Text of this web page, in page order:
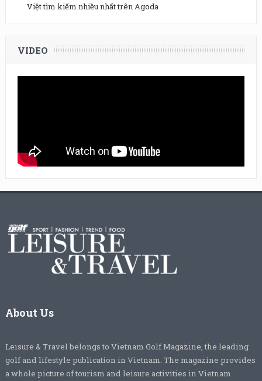
Việt tìm kiếm nhiều nhất trên Agoda
VIDEO
About Us
Leisure & Travel belongs to Vietnam Golf Magazine, the leading
golf and lifestyle publication in Vietnam. The magazine provides
a whole picture of tourism and leisure activities in Vietnam